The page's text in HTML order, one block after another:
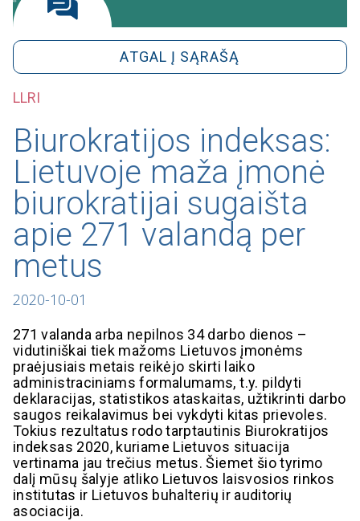
ATGAL Į SĄRAŠĄ
LLRI
Biurokratijos indeksas:
Lietuvoje maža įmonė
biurokratijai sugaišta
apie 271 valandą per
metus
2020-10-01
271 valanda arba nepilnos 34 darbo dienos –
vidutiniškai tiek mažoms Lietuvos įmonėms
praėjusiais metais reikėjo skirti laiko
administraciniams formalumams, t.y. pildyti
deklaracijas, statistikos ataskaitas, užtikrinti darbo
saugos reikalavimus bei vykdyti kitas prievoles.
Tokius rezultatus rodo tarptautinis Biurokratijos
indeksas 2020, kuriame Lietuvos situacija
vertinama jau trečius metus. Šiemet šio tyrimo
dalį mūsų šalyje atliko Lietuvos laisvosios rinkos
institutas ir Lietuvos buhalterių ir auditorių
asociacija.